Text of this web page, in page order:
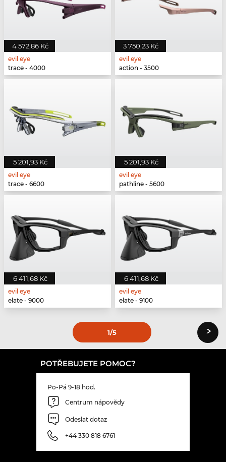
4 572,86 Kč
evil eye
trace - 4000
3 750,23 Kč
evil eye
action - 3500
5 201,93 Kč
evil eye
trace - 6600
5 201,93 Kč
evil eye
pathline - 5600
6 411,68 Kč
evil eye
elate - 9000
6 411,68 Kč
evil eye
elate - 9100
1/5 ›
POTŘEBUJETE POMOC?
Po-Pá 9-18 hod.
Centrum nápovědy
Odeslat dotaz
+44 330 818 6761